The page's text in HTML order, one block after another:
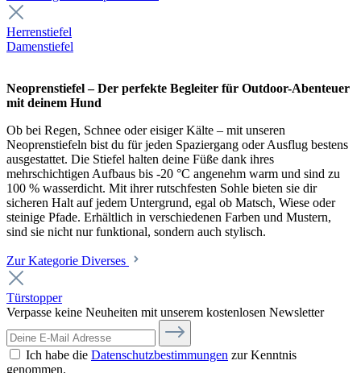
Herrenstiefel
Damenstiefel
Neoprenstiefel – Der perfekte Begleiter für Outdoor-Abenteuer
mit deinem Hund
Ob bei Regen, Schnee oder eisiger Kälte – mit unseren
Neoprenstiefeln bist du für jeden Spaziergang oder Ausflug bestens
ausgestattet. Die Stiefel halten deine Füße dank ihres
mehrschichtigen Aufbaus bis -20 °C angenehm warm und sind zu
100 % wasserdicht. Mit ihrer rutschfesten Sohle bieten sie dir
sicheren Halt auf jedem Untergrund, egal ob Matsch, Wiese oder
steinige Pfade. Erhältlich in verschiedenen Farben und Mustern,
sind sie nicht nur funktional, sondern auch stylisch.
Zur Kategorie Diverses
Türstopper
Verpasse keine Neuheiten mit unserem kostenlosen Newsletter
Ich habe die Datenschutzbestimmungen zur Kenntnis
genommen.